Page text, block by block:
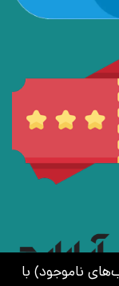
ناموجود) با